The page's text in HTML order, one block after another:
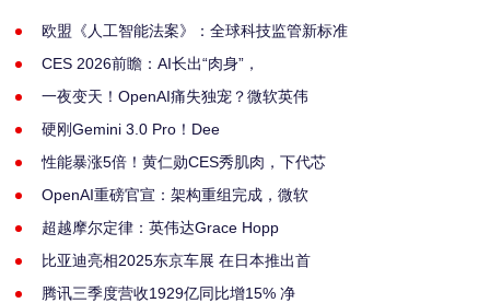
欧盟《人工智能法案》：全球科技监管新标准
CES 2026前瞻：AI长出“肉身”，
一夜变天！OpenAI痛失独宠？微软英伟
硬刚Gemini 3.0 Pro！Dee
性能暴涨5倍！黄仁勋CES秀肌肉，下代芯
OpenAI重磅官宣：架构重组完成，微软
超越摩尔定律：英伟达Grace Hopp
比亚迪亮相2025东京车展 在日本推出首
腾讯三季度营收1929亿同比增15% 净